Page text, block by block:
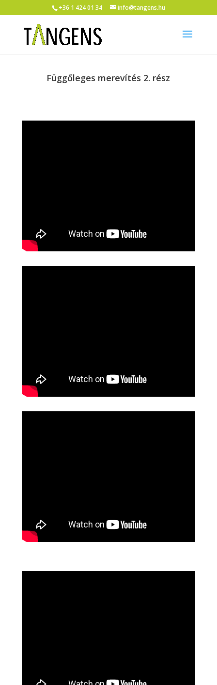
+36 1 424 01 34 info@tangens.hu
Függőleges merevítés 2. rész